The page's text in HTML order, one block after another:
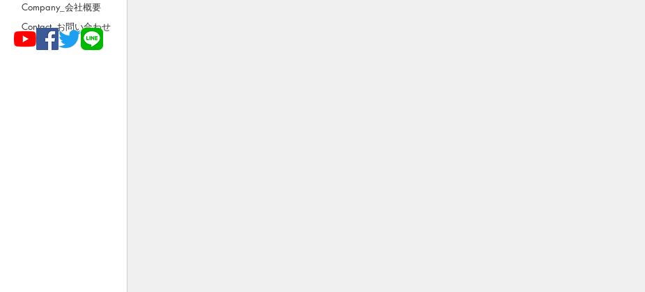
Company_会社概要
Contact_お問い合わせ